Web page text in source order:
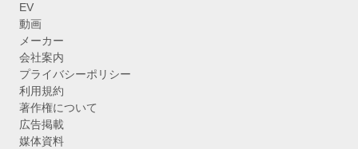
EV
動画
メーカー
会社案内
プライバシーポリシー
利用規約
著作権について
広告掲載
媒体資料